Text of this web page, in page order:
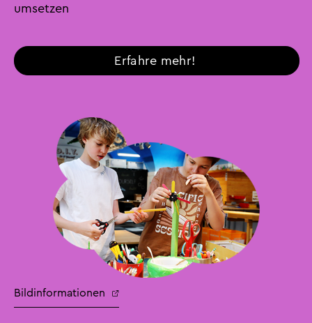
umsetzen
Erfahre mehr!
Bildinformationen